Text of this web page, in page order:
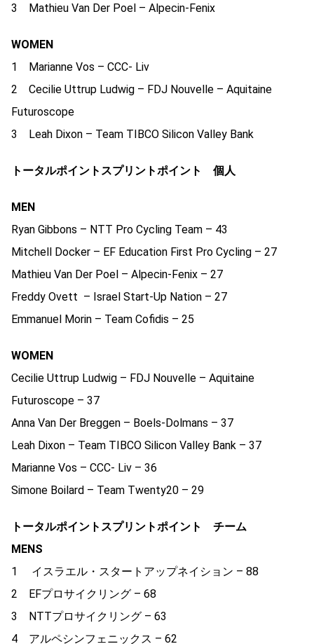
3 Mathieu Van Der Poel – Alpecin-Fenix
WOMEN
1 Marianne Vos – CCC- Liv
2 Cecilie Uttrup Ludwig – FDJ Nouvelle – Aquitaine
Futuroscope
3 Leah Dixon – Team TIBCO Silicon Valley Bank
トータルポイントスプリントポイント 個人
MEN
Ryan Gibbons – NTT Pro Cycling Team – 43
Mitchell Docker – EF Education First Pro Cycling – 27
Mathieu Van Der Poel – Alpecin-Fenix – 27
Freddy Ovett – Israel Start-Up Nation – 27
Emmanuel Morin – Team Cofidis – 25
WOMEN
Cecilie Uttrup Ludwig – FDJ Nouvelle – Aquitaine
Futuroscope – 37
Anna Van Der Breggen – Boels-Dolmans – 37
Leah Dixon – Team TIBCO Silicon Valley Bank – 37
Marianne Vos – CCC- Liv – 36
Simone Boilard – Team Twenty20 – 29
トータルポイントスプリントポイント チーム
MENS
1 イスラエル・スタートアップネイション – 88
2 EFプロサイクリング – 68
3 NTTプロサイクリング – 63
4 アルペシンフェニックス – 62